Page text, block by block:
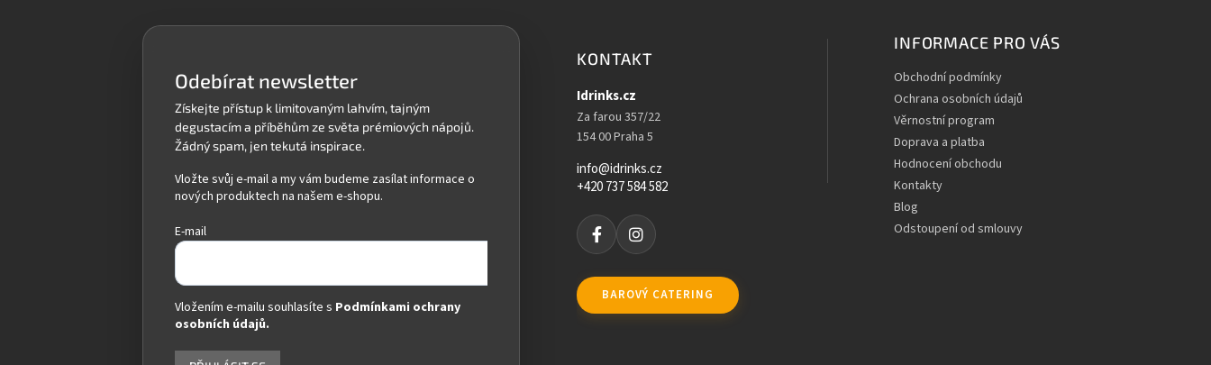
Odebírat newsletter
Vložte svůj e-mail a my vám budeme zasílat informace o
nových produktech na našem e-shopu.
E-mail
Vložením e-mailu souhlasíte s Podmínkami ochrany
osobních údajů.
KONTAKT
Idrinks.cz
Za farou 357/22
154 00 Praha 5
info@idrinks.cz
+420 737 584 582
BAROVÝ CATERING
INFORMACE PRO VÁS
Obchodní podmínky
Ochrana osobních údajů
Věrnostní program
Doprava a platba
Hodnocení obchodu
Kontakty
Blog
Odstoupení od smlouvy